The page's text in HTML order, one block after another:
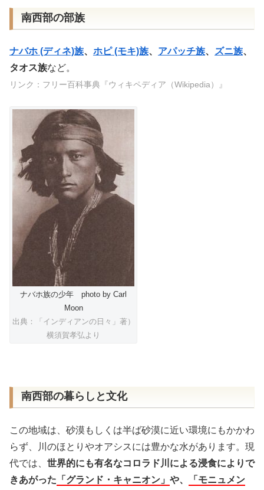
南西部の部族
ナバホ (ディネ)族、 ホピ (モキ)族、 アパッチ族、 ズニ族、
タオス族など。
リンク：フリー百科事典『ウィキペディア（Wikipedia）』
ナバホ族の少年 photo by Carl
Moon
出典：「インディアンの日々」著）
横須賀孝弘より
南西部の暮らしと文化
この地域は、砂漠もしくは半ば砂漠に近い環境にもかかわ
らず、川のほとりやオアシスには豊かな水があります。現
代では、 世界的にも有名なコロラド川による浸食によりで
きあがった 「グランド・キャニオン」 や、
「モニュメン